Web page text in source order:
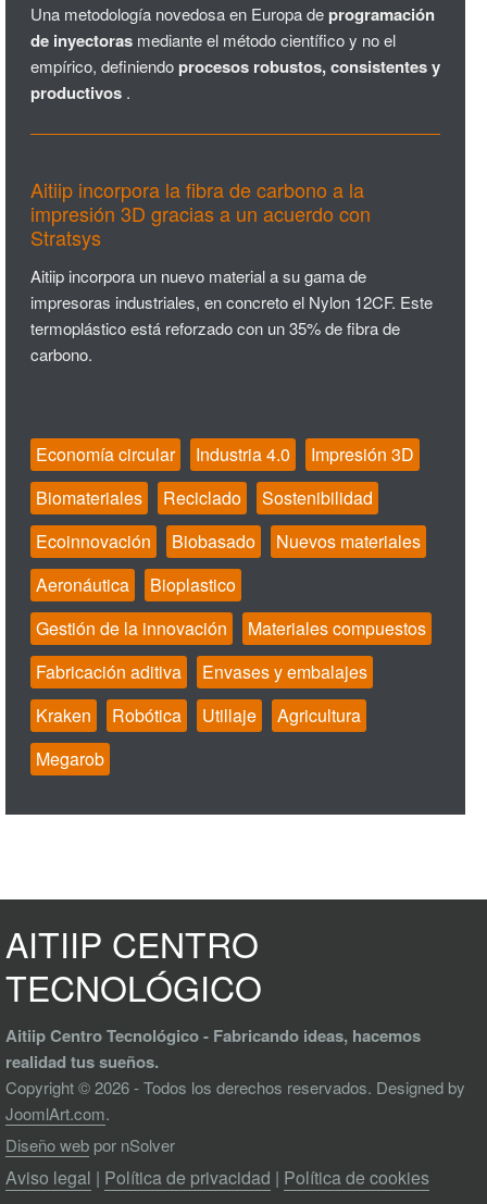
Una metodología novedosa en Europa deprogramación
de inyectoras mediante el método científico y no el
empírico, definiendoprocesos robustos, consistentes y
productivos .
Aitiip incorpora la fibra de carbono a la
impresión 3D gracias a un acuerdo con
Stratsys
Aitiip incorpora un nuevo material a su gama de
impresoras industriales, en concreto el Nylon 12CF. Este
termoplástico está reforzado con un 35% de fibra de
carbono.
Economía circular Industria 4.0
Impresión 3D
Biomateriales
Reciclado
Sostenibilidad
Ecoinnovación
Biobasado
Nuevos materiales
Aeronáutica
Bioplastico
Gestión de la innovación
Materiales compuestos
Fabricación aditiva
Envases y embalajes
Kraken
Robótica Utillaje
Agricultura
Megarob
AITIIP CENTRO
TECNOLÓGICO
Aitiip Centro Tecnológico - Fabricando ideas, hacemos
realidad tus sueños.
Copyright © 2026 - Todos los derechos reservados. Designed by
JoomlArt.com.
Diseño web por nSolver
Aviso legal | Política de privacidad | Política de cookies